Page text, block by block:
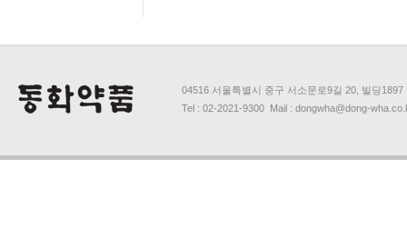
04516 서울특별시 중구 서소문로9길 20, 빌딩1897
Tel : 02-2021-9300 Mail : dongwha@dong-